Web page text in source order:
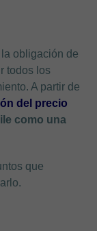
obligación de
todos los
A partir de
del precio
como una
que